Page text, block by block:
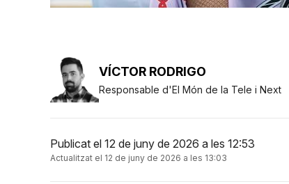
VÍCTOR RODRIGO
Responsable d'El Món de la Tele i Next
Publicat el 12 de juny de 2026 a les 12:53
Actualitzat el 12 de juny de 2026 a les 13:03